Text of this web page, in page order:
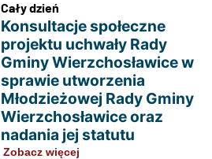
Cały dzień
Konsultacje społeczne
projektu uchwały Rady
Gminy Wierzchosławice w
sprawie utworzenia
Młodzieżowej Rady Gminy
Wierzchosławice oraz
nadania jej statutu
Zobacz więcej